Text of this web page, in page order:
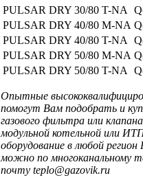
PULSAR DRY 30/80 T-NA
PULSAR DRY 40/80 M-NA
PULSAR DRY 40/80 T-NA
PULSAR DRY 50/80 M-NA
PULSAR DRY 50/80 T-NA
Опытные
помогут Вам подобрать и
газового фильтра или
модульной котельной или
оборудование в любой
можно по многоканальному
почту teplo@gazovik.ru